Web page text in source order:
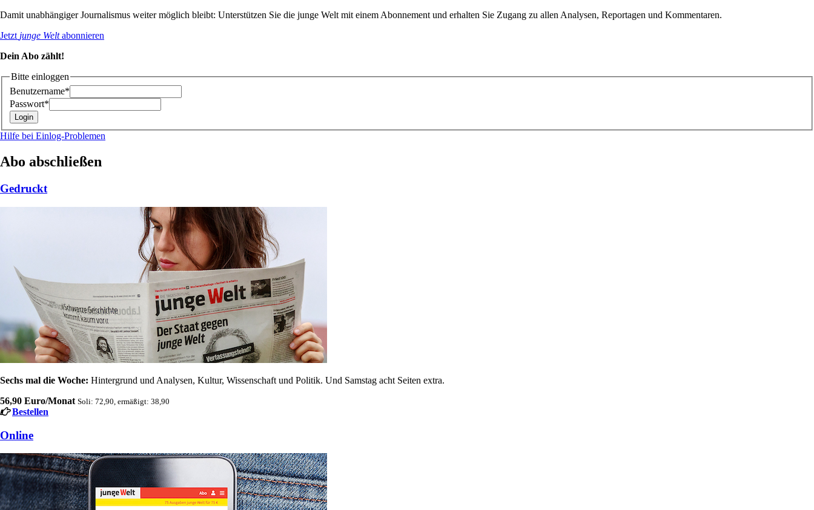
Damit unabhängiger Journalismus weiter möglich bleibt: Unterstützen Sie die junge Welt mit einem Abonnement und erhalten Sie Zugang zu allen Analysen, Reportagen und Kommentaren.
Jetzt junge Weltabonnieren
Dein Abo zählt!
Bitte einloggen
Benutzername*
Passwort*
Hilfe bei Einlog-Problemen
Abo abschließen
Gedruckt
Sechs mal die Woche: Hintergrund und Analysen, Kultur, Wissenschaft und Politik. Und Samstag acht Seiten extra.
56,90 Euro/Monat Soli: 72,90, ermäßigt: 38,90
Bestellen
Online